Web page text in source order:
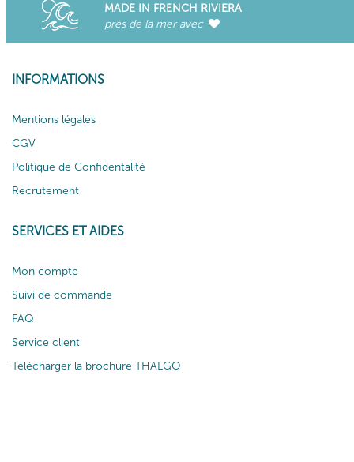
MADE IN FRENCH RIVIERA
près de la mer avec
INFORMATIONS
Mentions légales
CGV
Politique de Confidentalité
Recrutement
SERVICES ET AIDES
Mon compte
Suivi de commande
FAQ
Service client
Télécharger la brochure THALGO